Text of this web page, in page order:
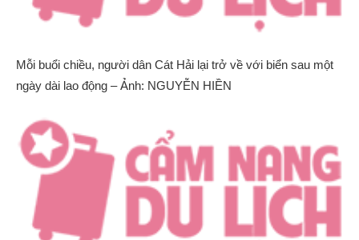
Mỗi buổi chiều, người dân Cát Hải lại trở về với biển sau một
ngày dài lao động – Ảnh: NGUYỄN HIỀN